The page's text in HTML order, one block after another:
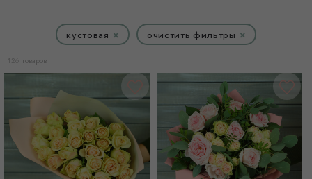
кустовая × очистить фильтры ×
126 товаров